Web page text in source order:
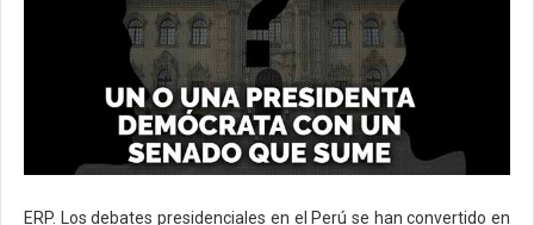
ERP. Los debates presidenciales en el Perú se han convertido en